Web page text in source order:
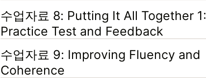
수업자료 8: Putting It All Together 1:
Practice Test and Feedback
수업자료 9: Improving Fluency and
Coherence